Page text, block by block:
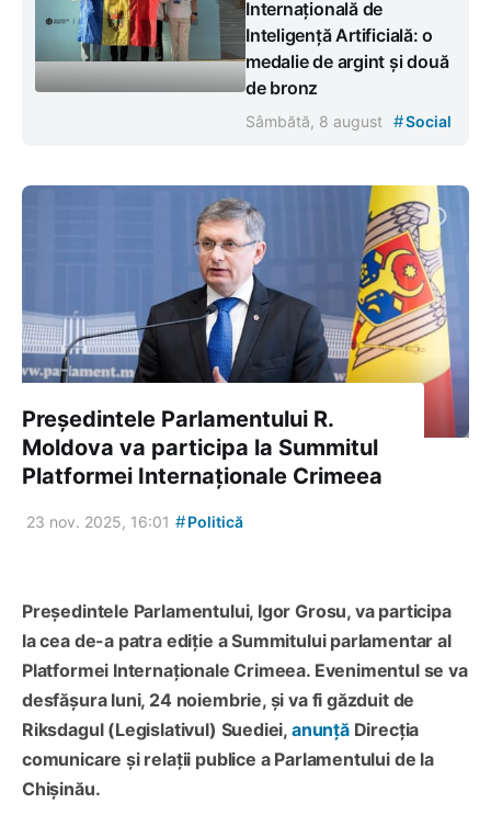
Internațională de
Inteligență Artificială: o
medalie de argint și două
de bronz
Sâmbătă, 8 august #Social
Președintele Parlamentului R.
Moldova va participa la Summitul
Platformei Internaționale Crimeea
23 nov. 2025, 16:01 #Politică
Președintele Parlamentului, Igor Grosu, va participa
la cea de-a patra ediție a Summitului parlamentar al
Platformei Internaționale Crimeea. Evenimentul se va
desfășura luni, 24 noiembrie, și va fi găzduit de
Riksdagul (Legislativul) Suediei, anunțăDirecția
comunicare și relații publice a Parlamentului de la
Chișinău.